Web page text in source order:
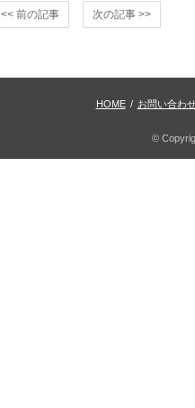
<< 前の記事 次の記事 >>
HOME / お問い合わ
©